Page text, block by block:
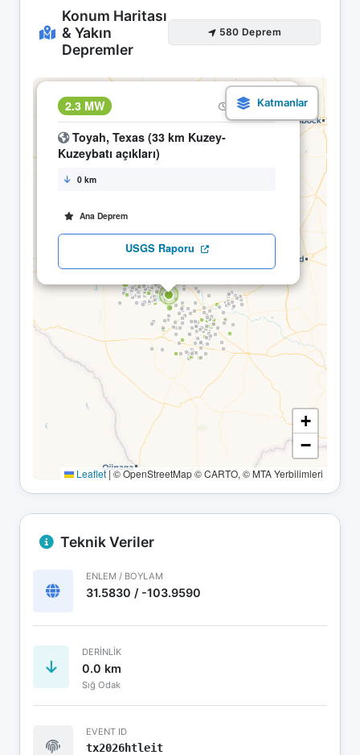
Konum Haritası
& Yakın
Depremler
580 Deprem
2.3 MW 20.04 20:36
Toyah, Texas (33 km Kuzey-
Kuzeybatı açıkları)
0 km
Ana Deprem
USGS Raporu
×
+
−
Leaflet |© OpenStreetMap © CARTO, © MTA Yerbilimleri
Teknik Veriler
ENLEM / BOYLAM
31.5830 / -103.9590
DERINLIK
0.0 km
Sığ Odak
EVENT ID
tx2026htleit